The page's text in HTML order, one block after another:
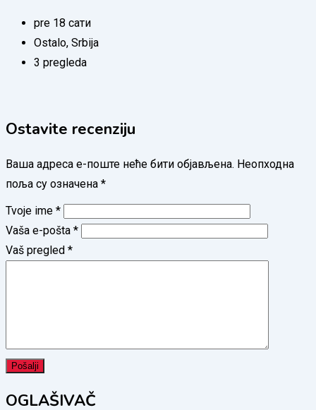
pre 18 сати
Ostalo, Srbija
3 pregleda
Ostavite recenziju
Ваша адреса е-поште неће бити објављена. Неопходна
поља су означена *
Tvoje ime *
Vaša e-pošta *
Vaš pregled *
OGLAŠIVAČ